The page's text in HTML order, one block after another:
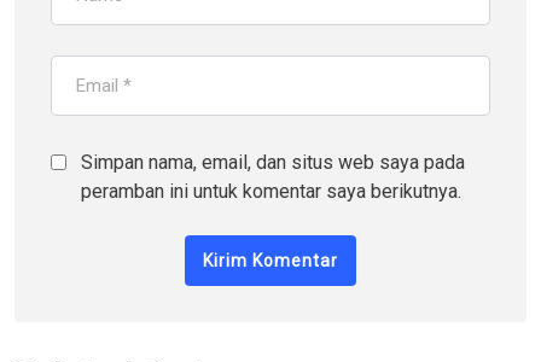
Simpan nama, email, dan situs web saya pada
peramban ini untuk komentar saya berikutnya.